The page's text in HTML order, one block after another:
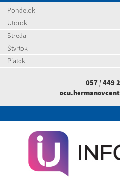
Pondelok
Utorok
Streda
Štvrtok
Piatok
057 / 449